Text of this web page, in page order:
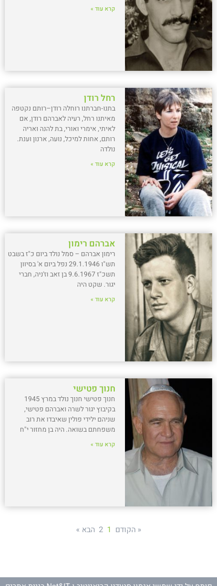
קרא עוד »
רחל רודן
בתנו-חברתנו רוחלה רודן–רותם נקטפה
מאיתנו רחל, רעיה לאברהם רודן, אם
לאיתי, אימרי ואורי, בת להנה ואריה
רותם, אחות למיכל, נועה, ארנון וענת.
נולדה
קרא עוד »
אברהם רימון
רימון אברהם – סמל נולד ביום כ"ז בשבט
תש"ו 29.1.1946 נפל ביום א' בסיוון
תשכ"ז 9.6.1967 בן זאב וז'ניה, חברי
יגור. שקט היה
קרא עוד »
חנוך פטישי
חנוך פטישי חנוך נולד במרץ 1945
בקיבוץ יגור לשרה ואברהם פטישי,
שניהם ילידי פולין שאיבדו את רוב
משפחתם בשואה. היה בן מחזור י"ח
קרא עוד »
« הקודם 1
2 הבא »